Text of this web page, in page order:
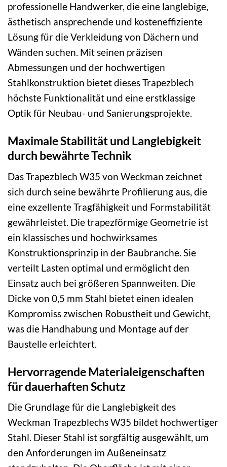
professionelle Handwerker, die eine langlebige,
ästhetisch ansprechende und kosteneffiziente
Lösung für die Verkleidung von Dächern und
Wänden suchen. Mit seinen präzisen
Abmessungen und der hochwertigen
Stahlkonstruktion bietet dieses Trapezblech
höchste Funktionalität und eine erstklassige
Optik für Neubau- und Sanierungsprojekte.
Maximale Stabilität und Langlebigkeit
durch bewährte Technik
Das Trapezblech W35 von Weckman zeichnet
sich durch seine bewährte Profilierung aus, die
eine exzellente Tragfähigkeit und Formstabilität
gewährleistet. Die trapezförmige Geometrie ist
ein klassisches und hochwirksames
Konstruktionsprinzip in der Baubranche. Sie
verteilt Lasten optimal und ermöglicht den
Einsatz auch bei größeren Spannweiten. Die
Dicke von 0,5 mm Stahl bietet einen idealen
Kompromiss zwischen Robustheit und Gewicht,
was die Handhabung und Montage auf der
Baustelle erleichtert.
Hervorragende Materialeigenschaften
für dauerhaften Schutz
Die Grundlage für die Langlebigkeit des
Weckman Trapezblechs W35 bildet hochwertiger
Stahl. Dieser Stahl ist sorgfältig ausgewählt, um
den Anforderungen im Außeneinsatz